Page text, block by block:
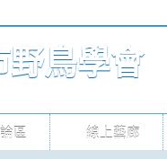
野鳥學會
區 線上藝廊